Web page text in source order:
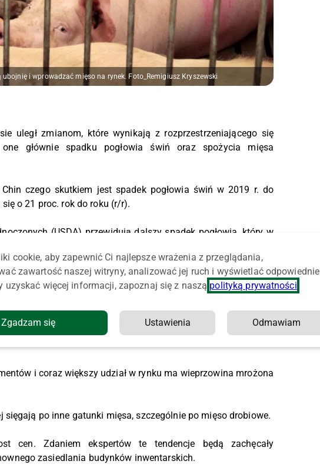
i wprowadzać mięso na rynek. Foto_Remigiusz Kryszewski
uległ zmianom, które wynikają z rozprzestrzeniającego się
głównie spadku pogłowia świń oraz spożycia mięsa
czego skutkiem jest spadek pogłowia świń w 2019 r. do
o 21 proc. rok do roku (r/r).
(USDA) przewidują dalszy spadek pogłowia, który w
jest obserwowana od 2018 roku. Według nieoficjalnych
sztuk, czyli o 30 proc. w porównaniu ze stanem w poprzednim
Trzody Chlewnej.
się o 9 proc., a import tego surowca wzrósł o 60 proc.
i coraz większy udział w rynku ma wieprzowina mrożona
po inne gatunki mięsa, szczególnie po mięso drobiowe.
cen. Zdaniem ekspertów te tendencje będą zachęcały
zasiedlania budynków inwentarskich.
cookie, aby zapewnić Ci najlepsze wrażenia z przeglądania,
zawartość naszej witryny, analizować jej ruch i wyświetlać odpowiednie
uzyskać więcej informacji, zapoznaj się z naszą polityką prywatności
Zgadzam się Ustawienia Odmawiam